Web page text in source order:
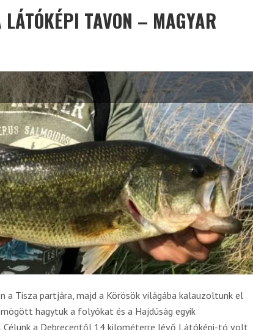
CRT
CHALLENGE
2019
TAVON – MAGYAR
a Tisza partjára, majd a Körösök világába kalauzoltunk el
hagytuk a folyókat és a Hajdúság egyik
a Debrecentől 14 kilométerre lévő Látóképi-tó volt